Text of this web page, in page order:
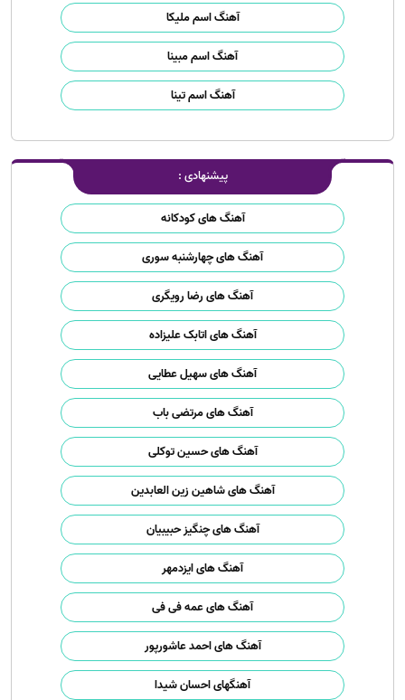
آهنگ اسم ملیکا
آهنگ اسم مبینا
آهنگ اسم تینا
پیشنهادی :
آهنگ های کودکانه
آهنگ های چهارشنبه سوری
آهنگ های رضا رویگری
آهنگ های اتابک علیزاده
آهنگ های سهیل عطایی
آهنگ های مرتضی باب
آهنگ های حسین توکلی
آهنگ های شاهین زین العابدین
آهنگ های چنگیز حبیبیان
آهنگ های ایزدمهر
آهنگ های عمه فی فی
آهنگ های احمد عاشورپور
آهنگهای احسان شیدا